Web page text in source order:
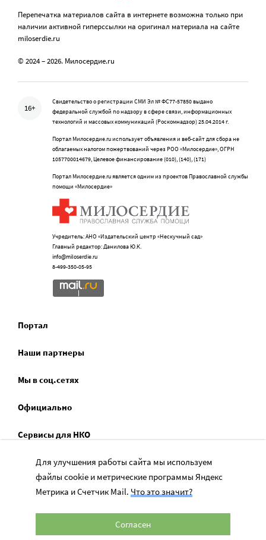
Перепечатка материалов сайта в интернете возможна только при
наличии активной гиперссылки на оригинал материала на сайте
miloserdie.ru
© 2024 – 2026. Милосердие.ru
16+
Свидетельство о регистрации СМИ Эл № ФС77-57850 выдано
федеральной службой по надзору в сфере связи, информационных
технологий и массовых коммуникаций (Роскомнадзор) 25.04.2014 г.
Портал Милосердие.ru использует объявления и веб-сайт для сбора не
облагаемых налогом пожертвований через РОО «Милосердие», ОГРН
1057700014679, Целевое финансирование (010), (140), (171)
Портал Милосердие.ru является одним из проектов Православной службы
помощи «Милосердие»
Учредитель: АНО «Издательский центр «Нескучный сад»
Главный редактор: Данилова Ю.К.
info@miloserdie.ru
8-499-350-05-95
Портал
Наши партнеры
Мы в соц.сетях
Официально
Сервисы для НКО
Спецпроекты
Социальное служение
Для улучшения работы сайта мы используем
файлы cookie и метрические программы Яндекс
Метрика и Счетчик Mail. Что это значит?
Согласен